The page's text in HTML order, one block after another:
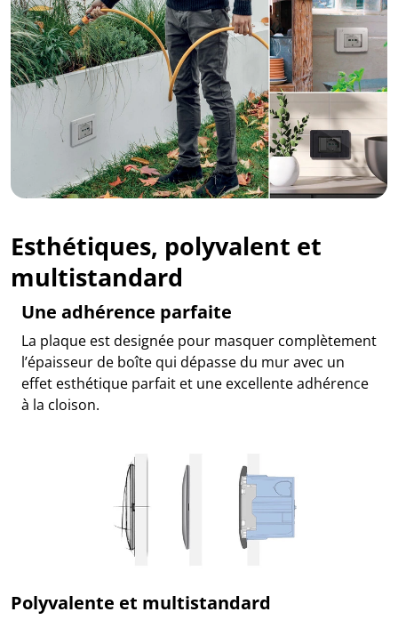
Esthétiques, polyvalent et
multistandard
Une adhérence parfaite
La plaque est designée pour masquer complètement
l’épaisseur de boîte qui dépasse du mur avec un
effet esthétique parfait et une excellente adhérence
à la cloison.
Polyvalente et multistandard